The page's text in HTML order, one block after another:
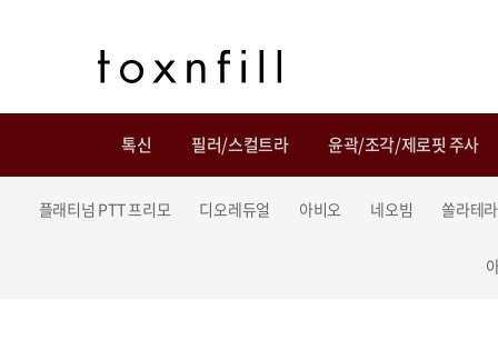
톡신 필러/스컬트라 윤곽/조각/제로핏 주사
플래티넘 PTT 프리모 디오레듀얼 아비오 네오빔 쏠라테